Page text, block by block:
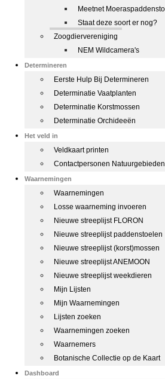
Meetnet
Staat deze soort er nog?
Zoogdiervereniging
NEM Wildcamera's
Determineren
Eerste Hulp Bij Determineren
Determinatie Vaatplanten
Determinatie Korstmossen
Determinatie Orchideeën
Het veld in
Veldkaart printen
Contactpersonen Natuurgebieden
Waarnemingen
Waarnemingen
Losse waarneming invoeren
Nieuwe streeplijst FLORON
Nieuwe streeplijst paddenstoelen
Nieuwe streeplijst (korst)mossen
Nieuwe streeplijst ANEMOON
Nieuwe streeplijst weekdieren
Mijn Lijsten
Mijn Waarnemingen
Lijsten zoeken
Waarnemingen zoeken
Waarnemers
Botanische Collectie op de Kaart
Dashboard